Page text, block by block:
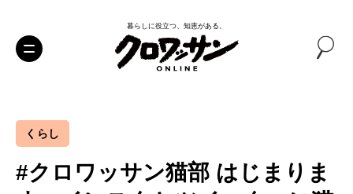
暮らしに役立つ、知恵がある。
くらし
#クロワッサン猫部 はじまりま